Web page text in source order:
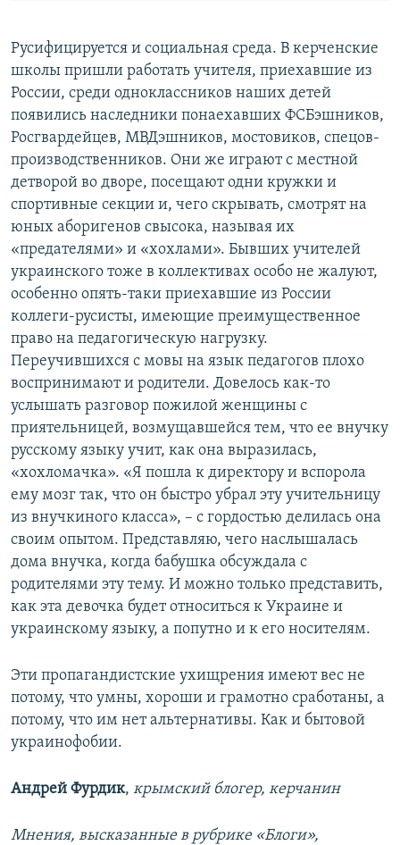
Русифицируется и социальная среда. В керченские
школы пришли работать учителя, приехавшие из
России, среди одноклассников наших детей
появились наследники понаехавших ФСБэшников,
Росгвардейцев, МВДэшников, мостовиков, спецов-
производственников. Они же играют с местной
детворой во дворе, посещают одни кружки и
спортивные секции и, чего скрывать, смотрят на
юных аборигенов свысока, называя их
«предателями» и «хохлами». Бывших учителей
украинского тоже в коллективах особо не жалуют,
особенно опять-таки приехавшие из России
коллеги-русисты, имеющие преимущественное
право на педагогическую нагрузку.
Переучившихся с мовы на язык педагогов плохо
воспринимают и родители. Довелось как-то
услышать разговор пожилой женщины с
приятельницей, возмущавшейся тем, что ее внучку
русскому языку учит, как она выразилась,
«хохломачка». «Я пошла к директору и вспорола
ему мозг так, что он быстро убрал эту учительницу
из внучкиного класса», – с гордостью делилась она
своим опытом. Представляю, чего наслышалась
дома внучка, когда бабушка обсуждала с
родителями эту тему. И можно только представить,
как эта девочка будет относиться к Украине и
украинскому языку, а попутно и к его носителям.
Эти пропагандистские ухищрения имеют вес не
потому, что умны, хороши и грамотно сработаны, а
потому, что им нет альтернативы. Как и бытовой
украинофобии.
Андрей Фурдик, крымский блогер, керчанин
Мнения, высказанные в рубрике «Блоги»,